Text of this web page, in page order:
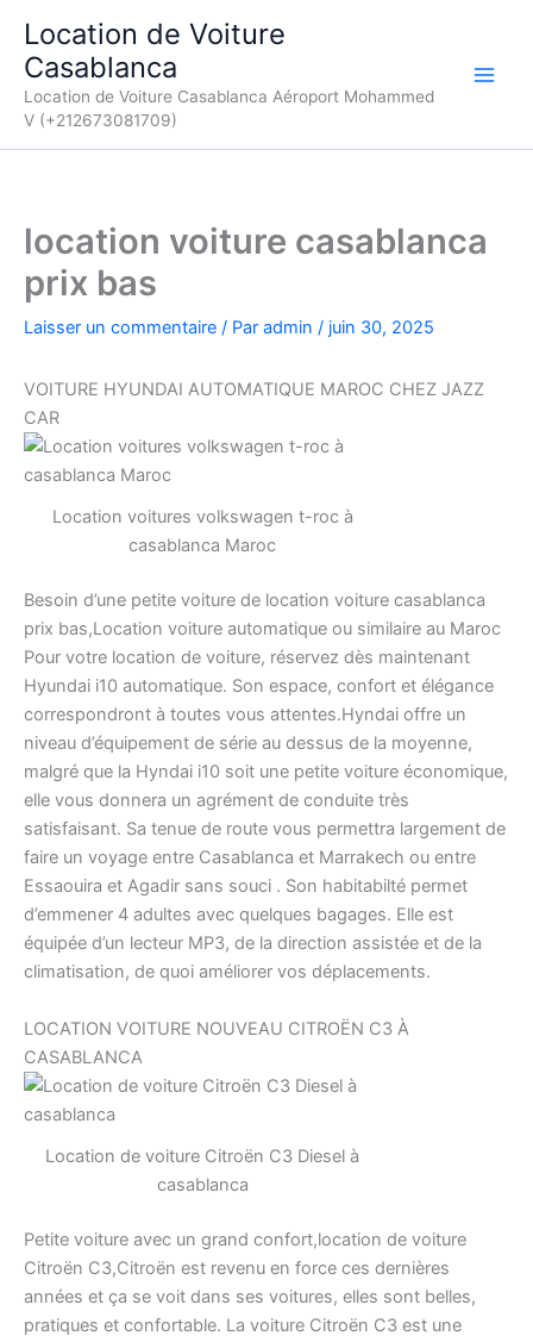
contenu
Location de Voiture
Casablanca
Location de Voiture Casablanca Aéroport Mohammed
V (+212673081709)
location voiture casablanca
prix bas
Laisser un commentaire / Par admin / juin 30, 2025
VOITURE HYUNDAI AUTOMATIQUE MAROC CHEZ JAZZ
CAR
Location voitures volkswagen t-roc à
casablanca Maroc
Besoin d’une petite voiture de location voiture casablanca
prix bas,Location voiture automatique ou similaire au Maroc
Pour votre location de voiture, réservez dès maintenant
Hyundai i10 automatique. Son espace, confort et élégance
correspondront à toutes vous attentes.Hyndai offre un
niveau d’équipement de série au dessus de la moyenne,
malgré que la Hyndai i10 soit une petite voiture économique,
elle vous donnera un agrément de conduite très
satisfaisant. Sa tenue de route vous permettra largement de
faire un voyage entre Casablanca et Marrakech ou entre
Essaouira et Agadir sans souci . Son habitabilté permet
d’emmener 4 adultes avec quelques bagages. Elle est
équipée d’un lecteur MP3, de la direction assistée et de la
climatisation, de quoi améliorer vos déplacements.
LOCATION VOITURE NOUVEAU CITROËN C3 À
CASABLANCA
Location de voiture Citroën C3 Diesel à
casablanca
Petite voiture avec un grand confort,location de voiture
Citroën C3,Citroën est revenu en force ces dernières
années et ça se voit dans ses voitures, elles sont belles,
pratiques et confortable. La voiture Citroën C3 est une